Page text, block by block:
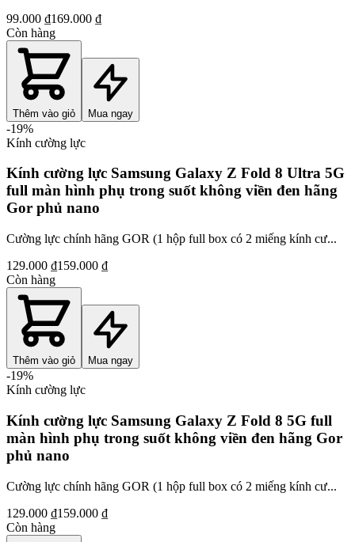
99.000 ₫169.000 ₫
Còn hàng
Thêm vào giỏ Mua ngay
-19%
Kính cường lực
Kính cường lực Samsung Galaxy Z Fold 8 Ultra 5G
full màn hình phụ trong suốt không viền đen hãng
Gor phủ nano
Cường lực chính hãng GOR (1 hộp full box có 2 miếng kính cư...
129.000 ₫159.000 ₫
Còn hàng
Thêm vào giỏ Mua ngay
-19%
Kính cường lực
Kính cường lực Samsung Galaxy Z Fold 8 5G full
màn hình phụ trong suốt không viền đen hãng Gor
phủ nano
Cường lực chính hãng GOR (1 hộp full box có 2 miếng kính cư...
129.000 ₫159.000 ₫
Còn hàng